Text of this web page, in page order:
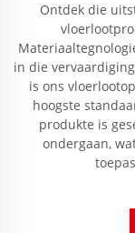
Ontdek die
in die
is ons
hoogste
produkte is
ondergaan,